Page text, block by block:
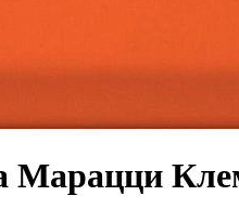
Марацци